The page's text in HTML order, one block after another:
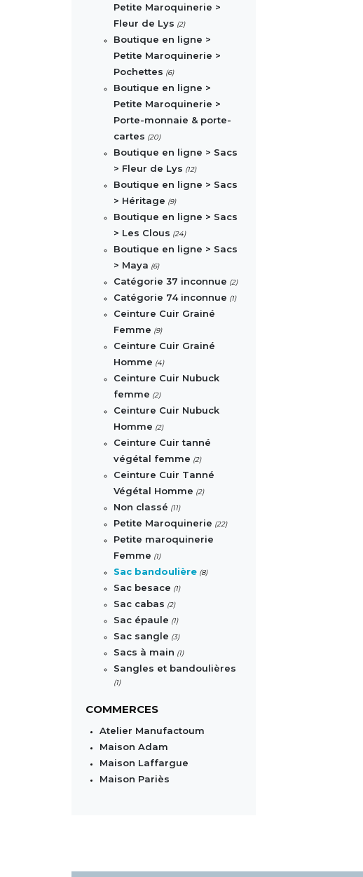
Petite Maroquinerie >
Fleur de Lys (2)
Boutique en ligne >
Petite Maroquinerie >
Pochettes (6)
Boutique en ligne >
Petite Maroquinerie >
Porte-monnaie & porte-
cartes (20)
Boutique en ligne > Sacs
> Fleur de Lys (12)
Boutique en ligne > Sacs
> Héritage (9)
Boutique en ligne > Sacs
> Les Clous (24)
Boutique en ligne > Sacs
> Maya (6)
Catégorie 37 inconnue (2)
Catégorie 74 inconnue (1)
Ceinture Cuir Grainé
Femme (9)
Ceinture Cuir Grainé
Homme (4)
Ceinture Cuir Nubuck
femme (2)
Ceinture Cuir Nubuck
Homme (2)
Ceinture Cuir tanné
végétal femme (2)
Ceinture Cuir Tanné
Végétal Homme (2)
Non classé (11)
Petite Maroquinerie (22)
Petite maroquinerie
Femme (1)
Sac bandoulière (8)
Sac besace (1)
Sac cabas (2)
Sac épaule (1)
Sac sangle (3)
Sacs à main (1)
Sangles et bandoulières
(1)
COMMERCES
Atelier Manufactoum
Maison Adam
Maison Laffargue
Maison Pariès